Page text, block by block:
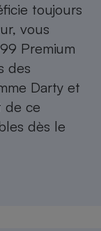
toujours
vous
Premium
des
Darty et
de ce
dès le